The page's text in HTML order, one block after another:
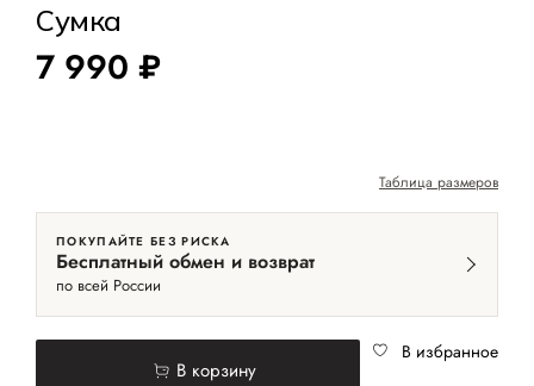
Сумка
7 990 ₽
Таблица размеров
ПОКУПАЙТЕ БЕЗ РИСКА
Бесплатный обмен и возврат
по всей России
В корзину
В избранное